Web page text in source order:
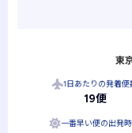
東
1日あたりの発着便
19便
一番早い便の出発時